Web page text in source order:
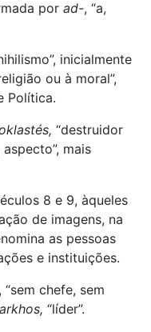
por ad-, “a,
inicialmente
ou à moral”,
Política.
“destruidor
aspecto”, mais
8 e 9, àqueles
de imagens, na
as pessoas
e instituições.
, “sem chefe, sem
arkhos, “líder”.